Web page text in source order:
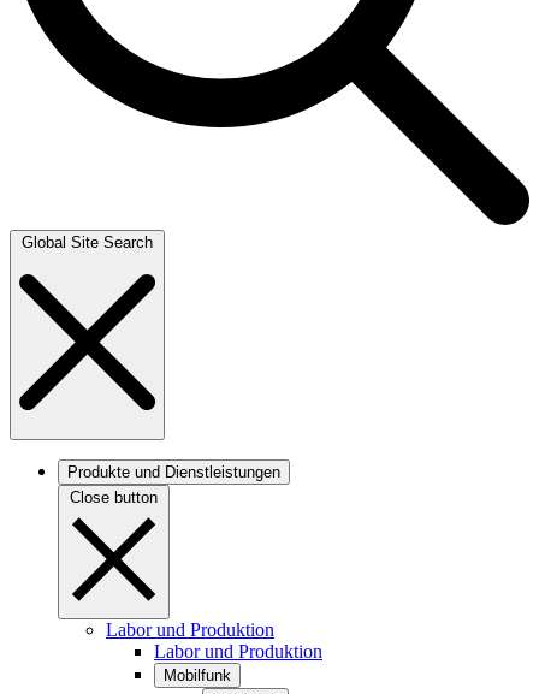
Global Site Search
Produkte und Dienstleistungen
Close button
Labor und Produktion
Labor und Produktion
Mobilfunk